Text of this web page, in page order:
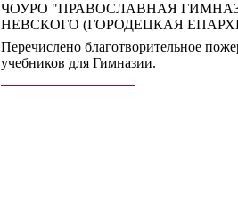
ЧОУРО "ПРАВОСЛАВНАЯ
НЕВСКОГО (ГОРОДЕЦКАЯ
Перечислено благотворительное
учебников для Гимназии.